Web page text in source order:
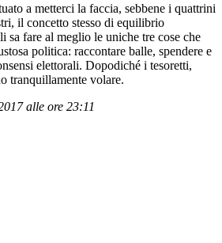
a metterci la faccia, sebbene i quattrini
il concetto stesso di equilibrio
sa fare al meglio le uniche tre cose che
politica: raccontare balle, spendere e
elettorali. Dopodiché i tesoretti,
tranquillamente volare.
alle ore 23:11